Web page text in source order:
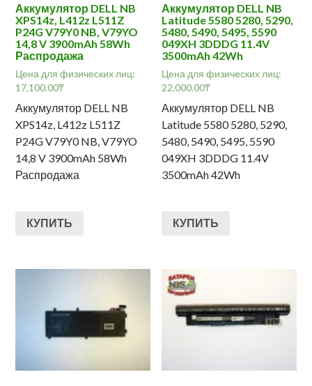
Аккумулятор DELL NB
XPS14z, L412z L511Z
P24G V79Y0 NB, V79YO
14,8 V 3900mAh 58Wh
Распродажа
Цена для физических лиц:
17,100.00₸
Аккумулятор DELL NB
XPS14z, L412z L511Z
P24G V79Y0 NB, V79YO
14,8 V 3900mAh 58Wh
Распродажа
КУПИТЬ
Аккумулятор DELL NB
Latitude 5580 5280, 5290,
5480, 5490, 5495, 5590
049XH 3DDDG 11.4V
3500mAh 42Wh
Цена для физических лиц:
22,000.00₸
Аккумулятор DELL NB
Latitude 5580 5280, 5290,
5480, 5490, 5495, 5590
049XH 3DDDG 11.4V
3500mAh 42Wh
КУПИТЬ